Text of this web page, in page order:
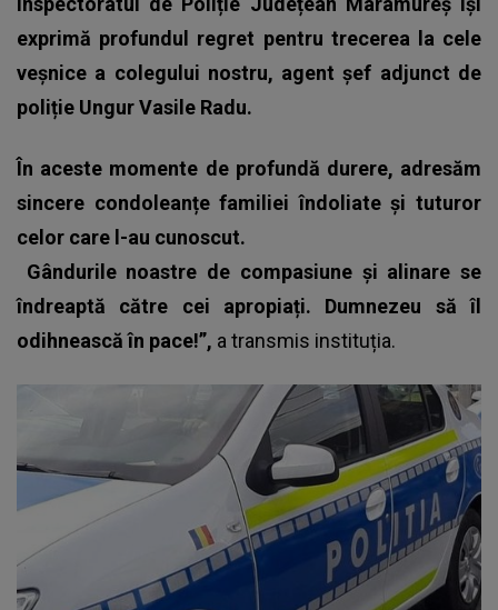
exprimă profundul regret pentru trecerea la cele
veșnice a colegului nostru, agent șef adjunct de
poliție Ungur Vasile Radu.
În aceste momente de profundă durere, adresăm
sincere condoleanțe familiei îndoliate și tuturor
celor care l-au cunoscut.
Gândurile noastre de compasiune și alinare se
îndreaptă către cei apropiați. Dumnezeu să îl
odihnească în pace!”, a transmis instituția.